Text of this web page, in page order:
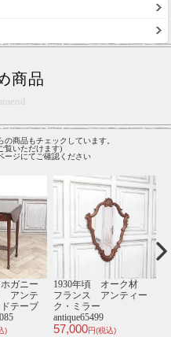
商品
商品もチェックしています。
覧いただけます)
ージにてご確認ください
ガニー
アンテ
テーブ
)
1930年頃 オーク材
フランス アンティー
ク・ミラー
antique65499
57,000円(税込)